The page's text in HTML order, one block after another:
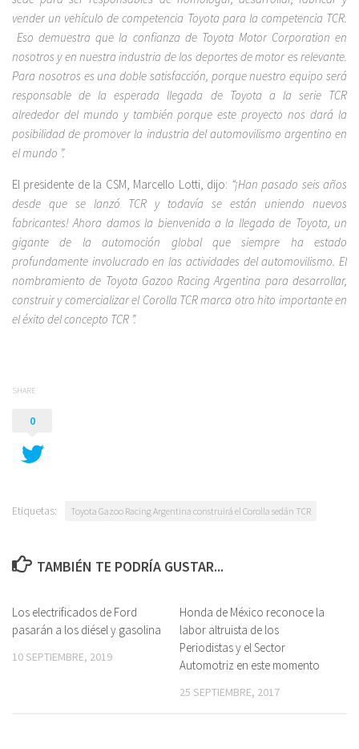
vender un vehículo de competencia Toyota para la competencia TCR.
Eso demuestra que la confianza de Toyota Motor Corporation en
nosotros y en nuestra industria de los deportes de motor es relevante.
Para nosotros es una doble satisfacción, porque nuestro equipo será
responsable de la esperada llegada de Toyota a la serie TCR
alrededor del mundo y también porque este proyecto nos dará la
posibilidad de promover la industria del automovilismo argentino en
el mundo ”.
El presidente de la CSM, Marcello Lotti, dijo: “¡Han pasado seis años
desde que se lanzó TCR y todavía se están uniendo nuevos
fabricantes! Ahora damos la bienvenida a la llegada de Toyota, un
gigante de la automoción global que siempre ha estado
profundamente involucrado en las actividades del automovilismo. El
nombramiento de Toyota Gazoo Racing Argentina para desarrollar,
construir y comercializar el Corolla TCR marca otro hito importante en
el éxito del concepto TCR ”.
SHARE
0
Etiquetas: Toyota Gazoo Racing Argentina construirá el Corolla sedán TCR
TAMBIÉN TE PODRÍA GUSTAR...
Los electrificados de Ford
pasarán a los diésel y gasolina
10 SEPTIEMBRE, 2019
Honda de México reconoce la
labor altruista de los
Periodistas y el Sector
Automotriz en este momento
25 SEPTIEMBRE, 2017